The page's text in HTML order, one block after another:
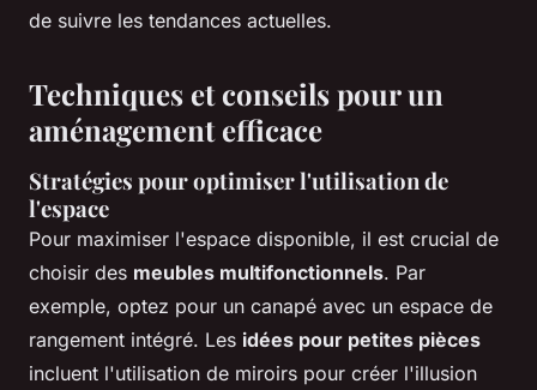
de suivre les tendances actuelles.
Techniques et conseils pour un
aménagement efficace
Stratégies pour optimiser l'utilisation de
l'espace
Pour maximiser l'espace disponible, il est crucial de
choisir des meubles multifonctionnels. Par
exemple, optez pour un canapé avec un espace de
rangement intégré. Les idées pour petites pièces
incluent l'utilisation de miroirs pour créer l'illusion